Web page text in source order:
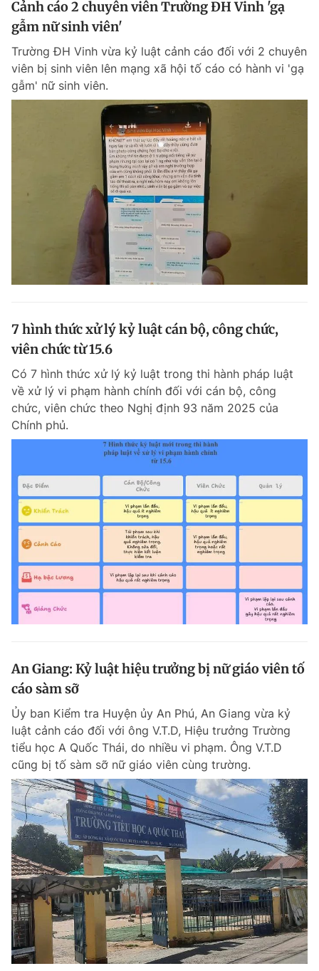
Cảnh cáo 2 chuyên viên Trường ĐH Vinh 'gạ
gẫm nữ sinh viên'
Trường ĐH Vinh vừa kỷ luật cảnh cáo đối với 2 chuyên
viên bị sinh viên lên mạng xã hội tố cáo có hành vi 'gạ
gẫm' nữ sinh viên.
7 hình thức xử lý kỷ luật cán bộ, công chức,
viên chức từ 15.6
Có 7 hình thức xử lý kỷ luật trong thi hành pháp luật
về xử lý vi phạm hành chính đối với cán bộ, công
chức, viên chức theo Nghị định 93 năm 2025 của
Chính phủ.
An Giang: Kỷ luật hiệu trưởng bị nữ giáo viên tố
cáo sàm sỡ
Ủy ban Kiểm tra Huyện ủy An Phú, An Giang vừa kỷ
luật cảnh cáo đối với ông V.T.D, Hiệu trưởng Trường
tiểu học A Quốc Thái, do nhiều vi phạm. Ông V.T.D
cũng bị tố sàm sỡ nữ giáo viên cùng trường.